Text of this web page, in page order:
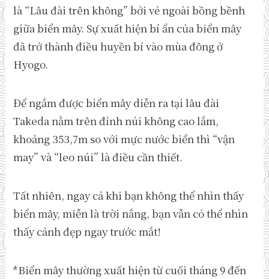
là “Lâu đài trên không” bởi vẻ ngoài bồng bềnh
giữa biển mây. Sự xuất hiện bí ẩn của biển mây
đã trở thành điều huyền bí vào mùa đông ở
Hyogo.
Để ngắm được biển mây diễn ra tại lâu đài
Takeda nằm trên đỉnh núi không cao lắm,
khoảng 353,7m so với mực nước biển thì “vận
may” và “leo núi” là điều cần thiết.
Tất nhiên, ngay cả khi bạn không thể nhìn thấy
biển mây, miễn là trời nắng, bạn vẫn có thể nhìn
thấy cảnh đẹp ngay trước mắt!
*Biển mây thường xuất hiện từ cuối tháng 9 đến